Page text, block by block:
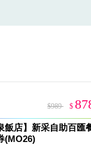
$989 $
飯店】新采自助百匯
(MO26)